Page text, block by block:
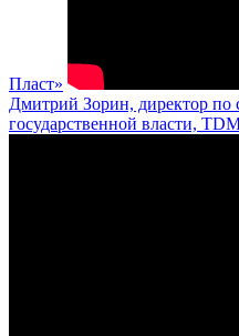
Пласт»
Дмитрий Зорин, директор по
государственной власти,